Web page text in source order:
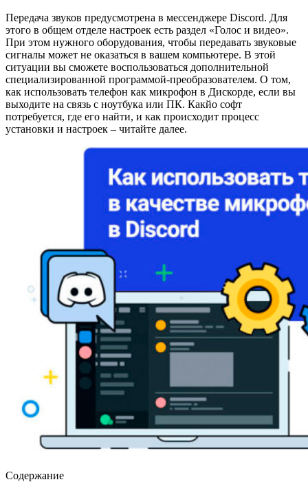
Передача звуков предусмотрена в мессенджере Discord. Для
этого в общем отделе настроек есть раздел «Голос и видео».
При этом нужного оборудования, чтобы передавать звуковые
сигналы может не оказаться в вашем компьютере. В этой
ситуации вы сможете воспользоваться дополнительной
специализированной программой-преобразователем. О том,
как использовать телефон как микрофон в Дискорде, если вы
выходите на связь с ноутбука или ПК. Какйо софт
потребуется, где его найти, и как происходит процесс
установки и настроек – читайте далее.
Содержание